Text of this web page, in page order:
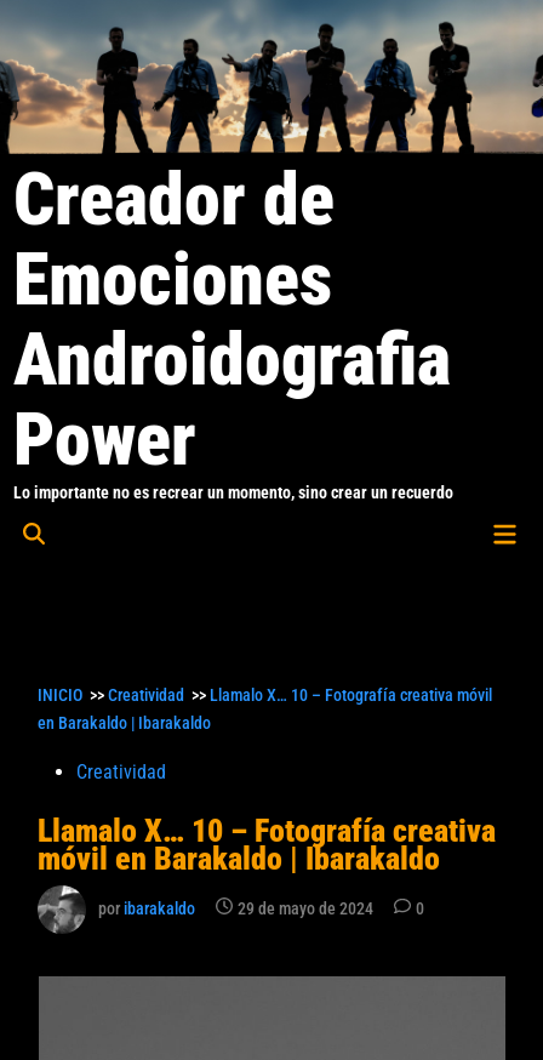
al
contenido
Creador de
Emociones
Androidografia
Power
Lo importante no es recrear un momento, sino crear un recuerdo
Abrir
INICIO >>Creatividad >> Llamalo X… 10 – Fotografía creativa móvil
en Barakaldo | Ibarakaldo
Publicado
Creatividad
Llamalo X… 10 – Fotografía creativa
móvil en Barakaldo | Ibarakaldo
poribarakaldo 29 de mayo de 2024 0